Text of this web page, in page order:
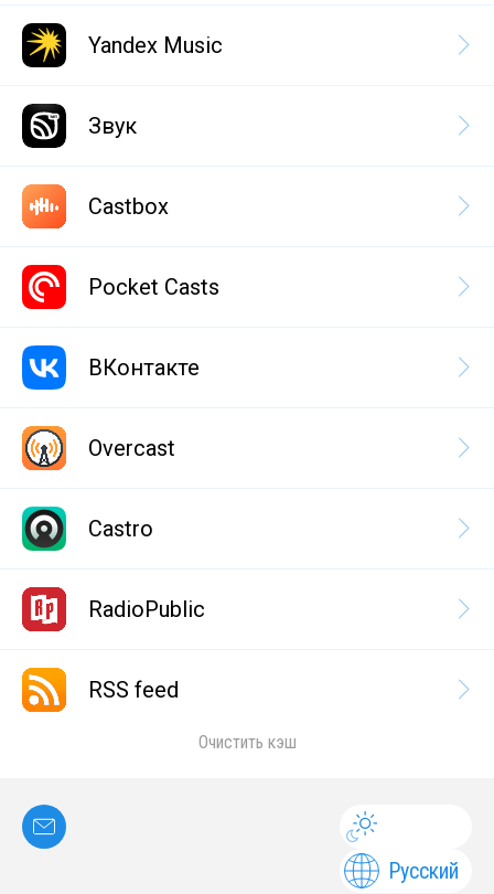
Yandex Music
Звук
Castbox
Pocket Casts
ВКонтакте
Overcast
Castro
RadioPublic
RSS feed
Очистить кэш
Русский